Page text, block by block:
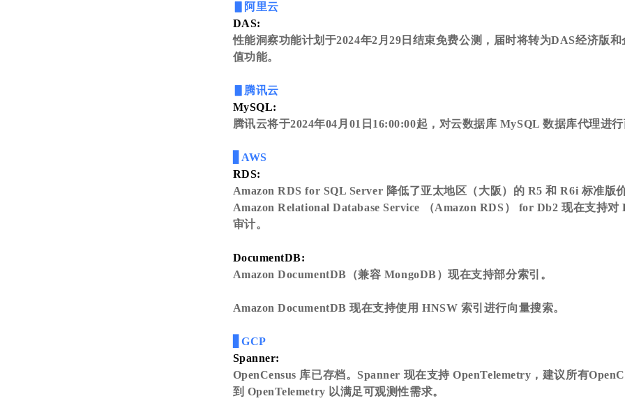
▋阿里云
DAS:
性能洞察功能计划于2024年2月29日结束免费公测，届时将转为DAS经济版
值功能。
▋腾讯云
MySQL:
腾讯云将于2024年04月01日16:00:00起，对云数据库 MySQL 数据库代理进行
▋AWS
RDS:
Amazon RDS for SQL Server 降低了亚太地区（大阪）的 R5 和 R6i 标准版价
Amazon Relational Database Service （Amazon RDS） for Db2 现在支持对
审计。
DocumentDB:
Amazon DocumentDB（兼容 MongoDB）现在支持部分索引。
Amazon DocumentDB 现在支持使用 HNSW 索引进行向量搜索。
▋GCP
Spanner:
OpenCensus 库已存档。Spanner 现在支持 OpenTelemetry，建议所有
到 OpenTelemetry 以满足可观测性需求。